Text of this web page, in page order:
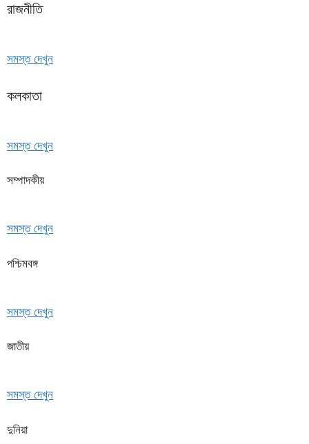
রাজনীতি
সমস্ত দেখুন
কলকাতা
সমস্ত দেখুন
সম্পাদকীয়
সমস্ত দেখুন
পশ্চিমবঙ্গ
সমস্ত দেখুন
জাতীয়
সমস্ত দেখুন
দুনিয়া